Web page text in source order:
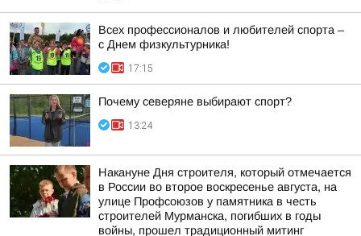
Всех профессионалов и любителей спорта –
с Днем физкультурника!
17:15
Почему северяне выбирают спорт?
13:24
Накануне Дня строителя, который отмечается
в России во второе воскресенье августа, на
улице Профсоюзов у памятника в честь
строителей Мурманска, погибших в годы
войны, прошел традиционный митинг